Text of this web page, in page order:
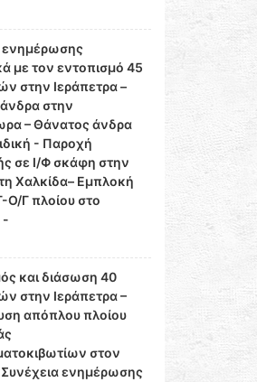
ενημέρωσης
με τον εντοπισμό 45
στην Ιεράπετρα –
στην
– Θάνατος άνδρα
- Παροχή
σε Ι/Φ σκάφη στην
Χαλκίδα– Εμπλοκή
Ο/Γ πλοίου στο
-
και διάσωση 40
στην Ιεράπετρα –
απόπλου πλοίου
στον
Συνέχεια ενημέρωσης